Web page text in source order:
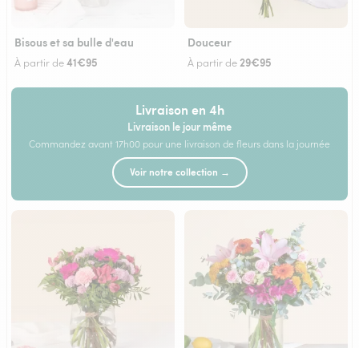
Bisous et sa bulle d'eau
À partir de41€95
Douceur
À partir de29€95
Livraison en 4h
Livraison le jour même
Commandez avant 17h00 pour une livraison de fleurs dans la journée
Voir notre collection →